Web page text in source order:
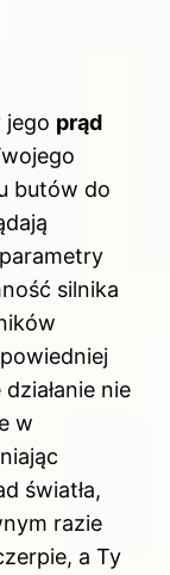
jego prąd
butów do
silnika
nie
w
światła,
razie
a Ty